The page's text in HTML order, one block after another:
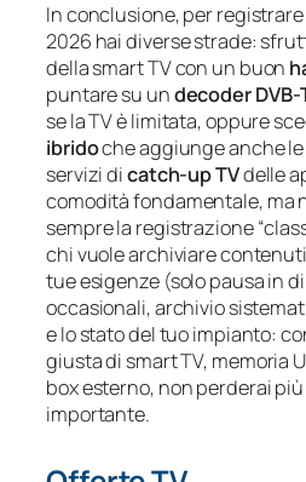
In conclusione, per
2026 hai diverse strade:
della smart TV con un buon
puntare su undecoder
se la TV è limitata, oppure
ibridoche aggiunge anche
servizi dicatch‑up TVdelle
comodità fondamentale, ma
sempre la registrazione
chi vuole archiviare
tue esigenze (solo pausa in
occasionali, archivio
e lo stato del tuo impianto:
giusta di smart TV, memoria
box esterno, non perderai
importante.